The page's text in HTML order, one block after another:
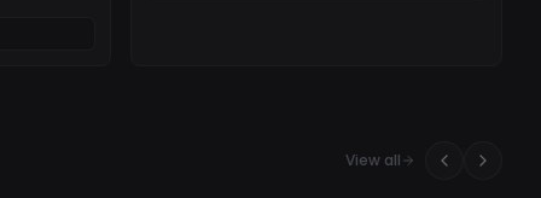
View all